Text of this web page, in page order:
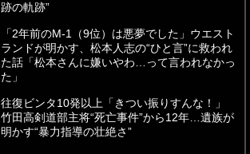
跡の軌跡”
「2年前のM-1（9位）は悪夢でした」ウエスト
ランドが明かす、松本人志の“ひと言”に救われ
た話「松本さんに嫌いやわ…って言われなかっ
た」
往復ビンタ10発以上「きつい振りすんな！」
竹田高剣道部主将“死亡事件”から12年…遺族が
明かす“暴力指導の壮絶さ”